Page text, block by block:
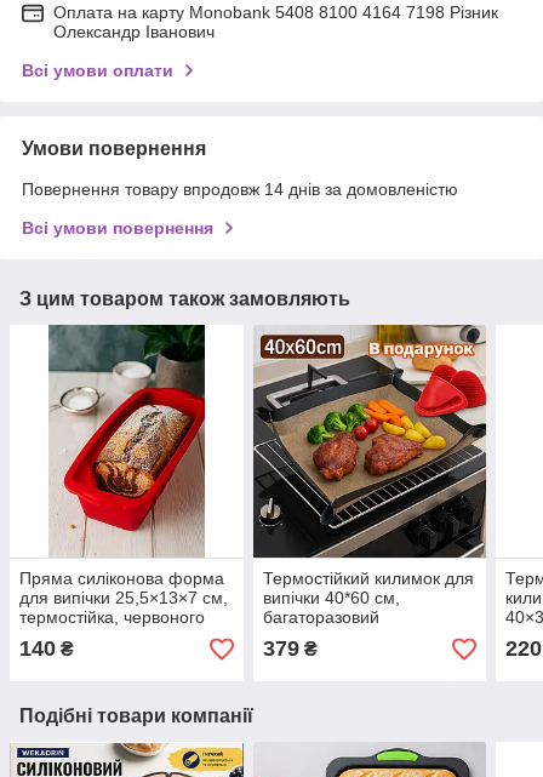
Оплата на карту Monobank 5408 8100 4164 7198 Різник
Олександр Іванович
Всі умови оплати
Умови повернення
Повернення товару впродовж 14 днів за домовленістю
Всі умови повернення
З цим товаром також замовляють
Пряма силіконова форма
для випічки 25,5×13×7 см,
термостійка, червоного
кольору
140 ₴
Термостійкий килимок для
випічки 40*60 см,
багаторазовий
силіконовий килимок для
випікання на застібках
379₴ 220
Подібні товари компанії